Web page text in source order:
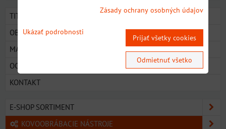
TITULKA
OBCHODNÉ PODMIENKY
MAPA
OCHRANA OSOBNÝCH ÚDAJOV
KONTAKT
E-SHOP SORTIMENT
KOVOOBRÁBACIE NÁSTROJE
Zásady ochrany osobných údajov
Ukázať podrobnosti
Prijať všetky cookies
Odmietnuť všetko